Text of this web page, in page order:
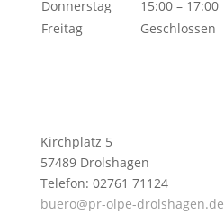
Donnerstag
15:00 – 17:00
Freitag
Geschlossen
Kirchplatz 5
57489 Drolshagen
Telefon: 02761 71124
buero@pr-olpe-drolshagen.de